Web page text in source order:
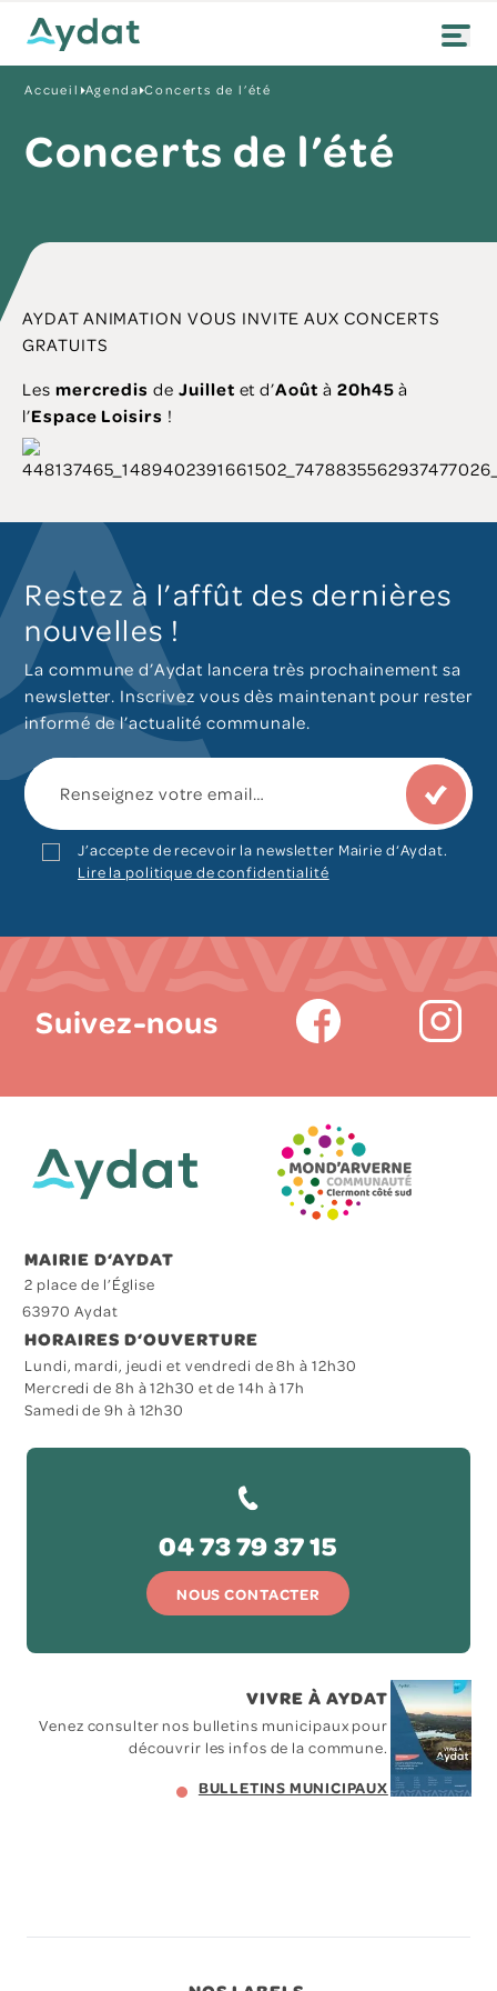
Accueil Agenda Concerts de l’été
Concerts de l’été
AYDAT ANIMATION VOUS INVITE AUX CONCERTS
GRATUITS
Les mercredis de Juillet et d’Août à 20h45 à
l’Espace Loisirs !
Restez à l’affût des dernières
nouvelles !
La commune d’Aydat lancera très prochainement sa
newsletter. Inscrivez vous dès maintenant pour rester
informé de l’actualité communale.
J’accepte de recevoir la newsletter Mairie d‘Aydat.
Lire la politique de confidentialité
Suivez-nous
MAIRIE D‘AYDAT
2 place de l’Église
63970 Aydat
HORAIRES D‘OUVERTURE
Lundi, mardi, jeudi et vendredi de 8h à 12h30
Mercredi de 8h à 12h30 et de 14h à 17h
Samedi de 9h à 12h30
04 73 79 37 15
NOUS CONTACTER
VIVRE À AYDAT
Venez consulter nos bulletins municipaux pour
découvrir les infos de la commune.
BULLETINS MUNICIPAUX